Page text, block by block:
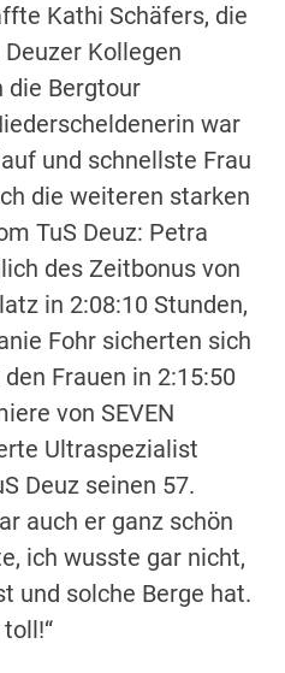
Kathi Schäfers, die
Kollegen
die Bergtour
war
und schnellste Frau
die weiteren starken
TuS Deuz: Petra
des Zeitbonus von
in 2:08:10 Stunden,
Fohr sicherten sich
Frauen in 2:15:50
von SEVEN
Ultraspezialist
Deuz seinen 57.
auch er ganz schön
ich wusste gar nicht,
und solche Berge hat.